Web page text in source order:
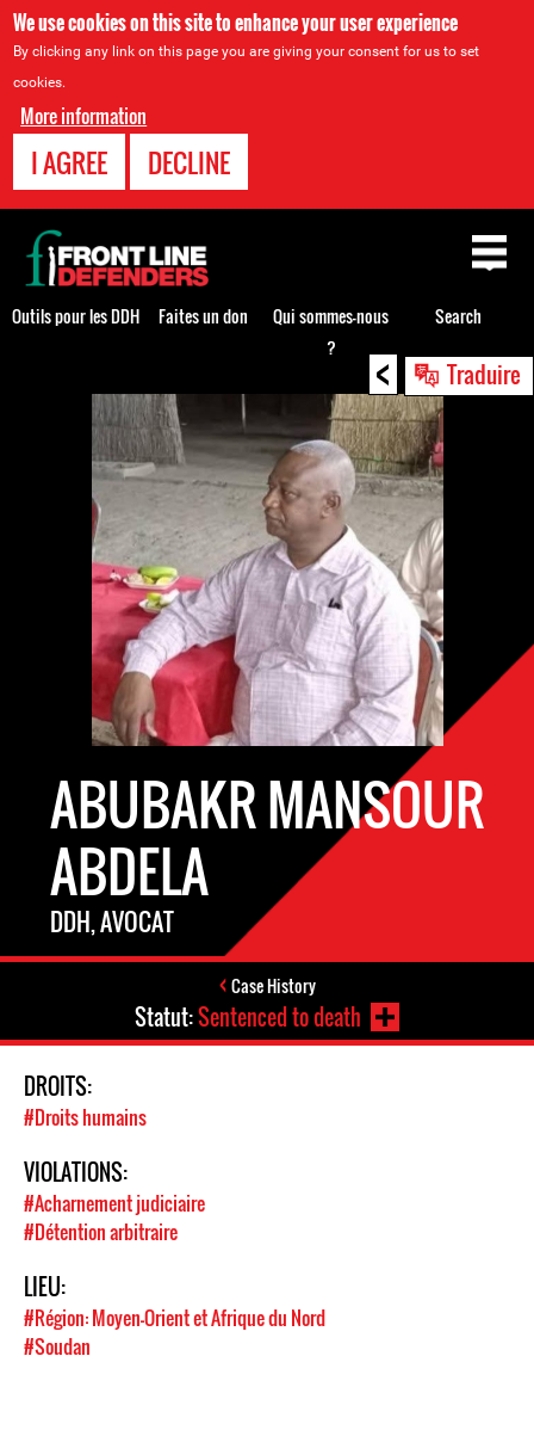
We use cookies on this site to enhance your user experience
By clicking any link on this page you are giving your consent for us to set
cookies.
More information
I AGREE DECLINE
< Traduire
ABUBAKR MANSOUR
ABDELA
DDH, AVOCAT
Case History
Statut:Sentenced to death
DROITS:
#Droits humains
VIOLATIONS:
#Acharnement judiciaire
#Détention arbitraire
LIEU:
#Région: Moyen-Orient et Afrique du Nord
#Soudan
Back
to
top
Outils pour les DDH Faites un don
Qui sommes-nous
?
Search